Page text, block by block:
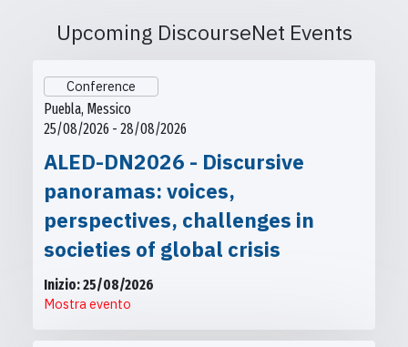
Upcoming DiscourseNet Events
Conference
Puebla, Messico
25/08/2026 - 28/08/2026
ALED-DN2026 - Discursive
panoramas: voices,
perspectives, challenges in
societies of global crisis
Inizio: 25/08/2026
Mostra evento